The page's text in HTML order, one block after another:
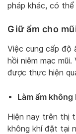
pháp khác, có thể
Giữ ẩm cho
Việc cung cấp độ
hồi niêm mạc
được thực hiện
Làm ẩm không
Hiện nay trên thị
không khí đặt tại